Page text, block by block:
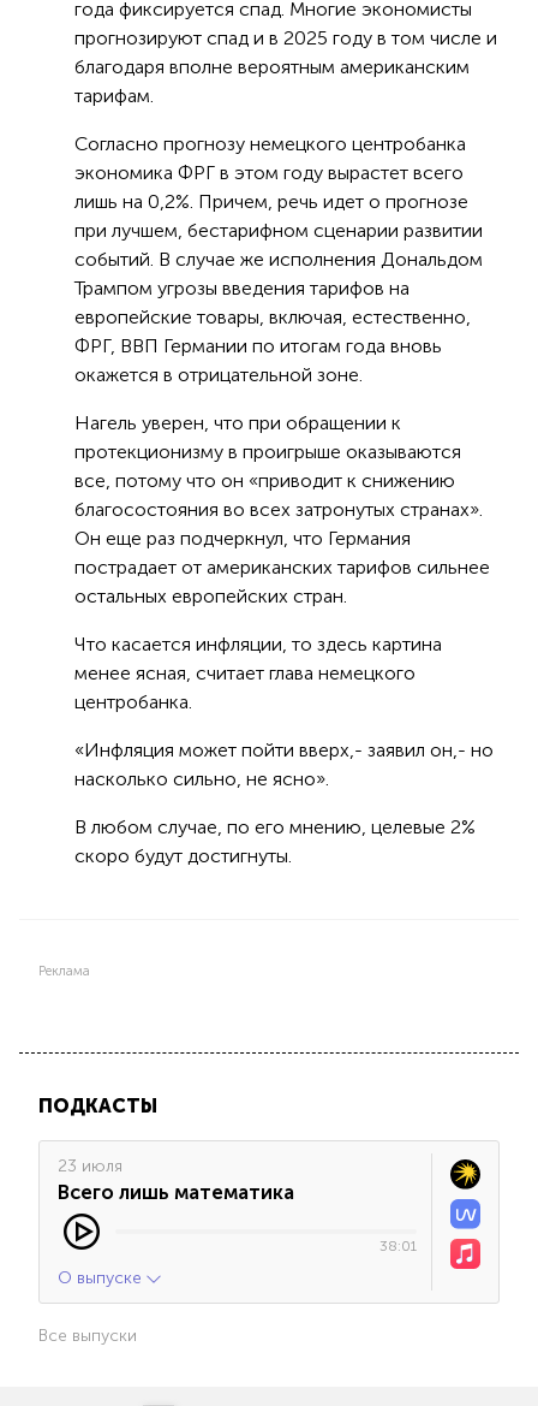
года фиксируется спад. Многие экономисты
прогнозируют спад и в 2025 году в том числе и
благодаря вполне вероятным американским
тарифам.
Согласно прогнозу немецкого центробанка
экономика ФРГ в этом году вырастет всего
лишь на 0,2%. Причем, речь идет о прогнозе
при лучшем, бестарифном сценарии развитии
событий. В случае же исполнения Дональдом
Трампом угрозы введения тарифов на
европейские товары, включая, естественно,
ФРГ, ВВП Германии по итогам года вновь
окажется в отрицательной зоне.
Нагель уверен, что при обращении к
протекционизму в проигрыше оказываются
все, потому что он «приводит к снижению
благосостояния во всех затронутых странах».
Он еще раз подчеркнул, что Германия
пострадает от американских тарифов сильнее
остальных европейских стран.
Что касается инфляции, то здесь картина
менее ясная, считает глава немецкого
центробанка.
«Инфляция может пойти вверх,- заявил он,- но
насколько сильно, не ясно».
В любом случае, по его мнению, целевые 2%
скоро будут достигнуты.
Реклама
ПОДКАСТЫ
23 июля
Всего лишь математика
38:01
О выпуске
Все выпуски